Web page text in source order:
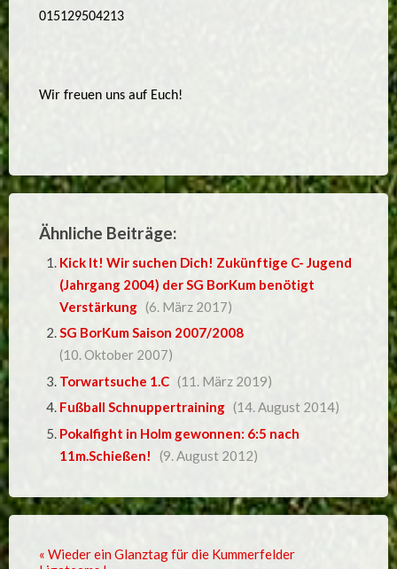
015129504213
Wir freuen uns auf Euch!
Ähnliche Beiträge:
Kick It! Wir suchen Dich! Zukünftige C- Jugend
(Jahrgang 2004) der SG BorKum benötigt
Verstärkung (6. März 2017)
SG BorKum Saison 2007/2008
(10. Oktober 2007)
Torwartsuche 1.C (11. März 2019)
Fußball Schnuppertraining (14. August 2014)
Pokalfight in Holm gewonnen: 6:5 nach
11m.Schießen!
(9. August 2012)
« Wieder ein Glanztag für die Kummerfelder